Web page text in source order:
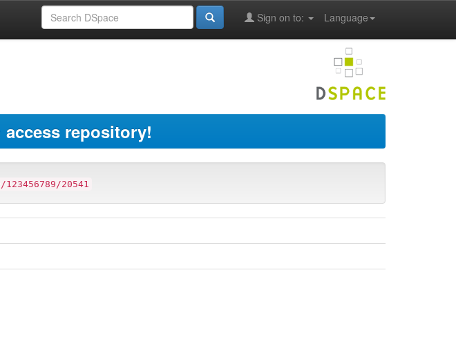
Language
Sign on to:
access repository!
20541